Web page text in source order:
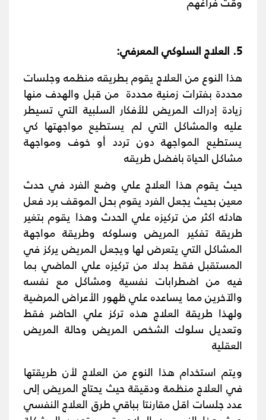
5. العلاج السلوكي المعرفي:
هذا النوع من العلاج يقوم بطريقه منظمه وجلسات
محددة بفترات زمنية محددة من قبل والهدف منها
زيادة إدراك المريض للأفكار السلبية التي تسيطر
عليه والمشاكل التي لم يستطيع مواجهتها كي
يستطيع المواجهة دون تردد أو خوف ومواجهة
مشاكل الحياة بافضل طريقه
حيث يقوم هذا العلاج علي وضع الفرد في حدث
معين بحيث يجعل الفرد يقوم بحل الموقف برد فعل
هادئه اكثر من تركيزه علي الحدث وهذا يقوم بتغير
طريقة تفكير المريض وسلوكه وطريقة مواجهة
المشاكل التي يتعرض لها ويجعل المريض يركز في
المستقبل فقط بدلا من تركيزه علي الماضي بما
فيه من اضطرابات نفسية ومشاكل مع نفسه
والآخرين مما يساعده علي ظهور الأعراض المرضية
ولهذا طريقة العلاج هذه تركز علي الحاضر فقط
وتعديل سلوك الشخص المريض وحالة المريض
العقلية
ويتم استخدام هذا النوع من العلاج لأن طريقتها
في العلاج منظمة ودقيقة حيث يحتاج المريض إلى
عدد جلسات اقل مقارنتا بباقي طرق العلاج النفسي